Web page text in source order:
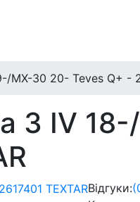
MX-30 20- Teves Q+ -
3 IV
Відгуки: